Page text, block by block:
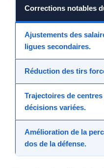
Corrections notables
Ajustements des
ligues secondaires.
Réduction des tirs
Trajectoires de
décisions variées.
Amélioration de la
dos de la défense.